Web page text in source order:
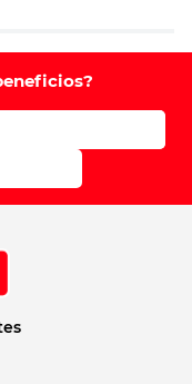
estrellas